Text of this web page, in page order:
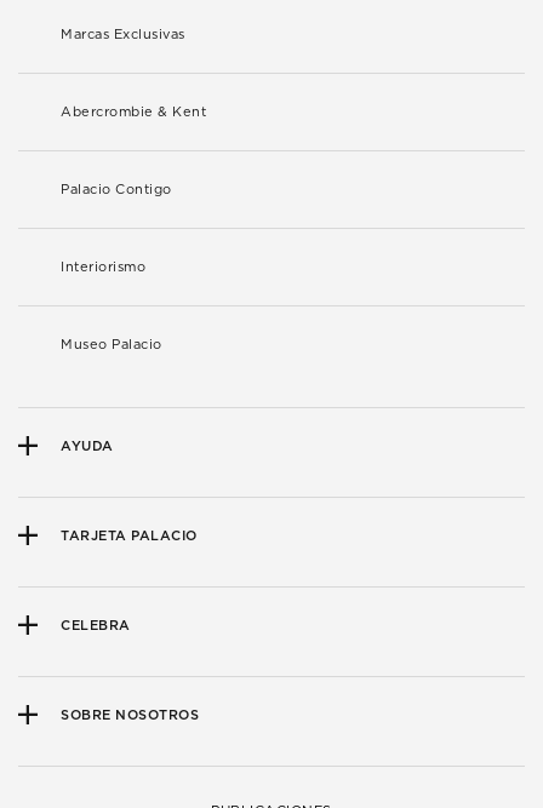
Marcas Exclusivas
Abercrombie & Kent
Palacio Contigo
Interiorismo
Museo Palacio
AYUDA
TARJETA PALACIO
CELEBRA
SOBRE NOSOTROS